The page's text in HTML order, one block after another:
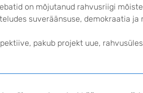
on mõjutanud rahvusriigi
suveräänsuse, demokraatia ja
pakub projekt uue,